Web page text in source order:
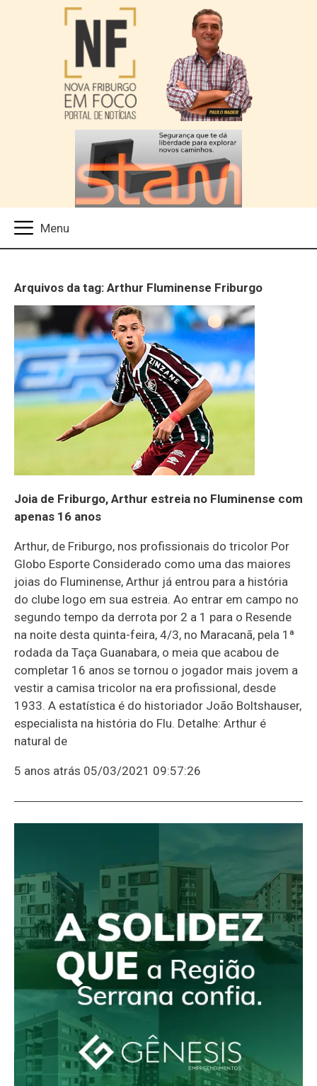
Arquivos da tag: Arthur Fluminense Friburgo
Joia de Friburgo, Arthur estreia no Fluminense com
apenas 16 anos
Arthur, de Friburgo, nos profissionais do tricolor Por
Globo Esporte Considerado como uma das maiores
joias do Fluminense, Arthur já entrou para a história
do clube logo em sua estreia. Ao entrar em campo no
segundo tempo da derrota por 2 a 1 para o Resende
na noite desta quinta-feira, 4/3, no Maracanã, pela 1ª
rodada da Taça Guanabara, o meia que acabou de
completar 16 anos se tornou o jogador mais jovem a
vestir a camisa tricolor na era profissional, desde
1933. A estatística é do historiador João Boltshauser,
especialista na história do Flu. Detalhe: Arthur é
natural de
5 anos atrás 05/03/2021 09:57:26